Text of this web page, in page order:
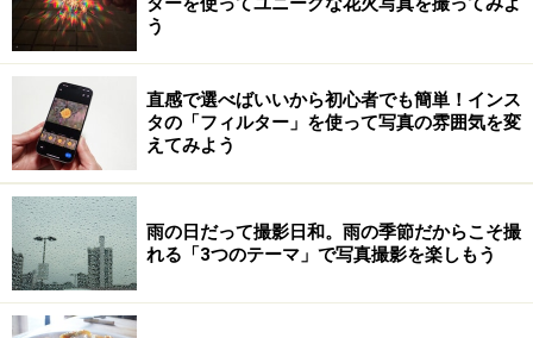
比較してみると、ピント合わせの違いによる出来映えの
差はとても大きいことがわかります
ビギナーの方の多くは、オートフォーカスでピント合わ
せをしていることだと思います。デジイチであれば、マ
ニュアルフォーカスで手動でピント合わせもできます
が、コンデジの場合、ほとんどの機種はオートフォーカ
スにてピント合わせをして撮影します。
オートフォーカスは、自動で被写体にピントを合わせて
う
直感で選べばいいから初心者でも簡単！インス
タの「フィルター」を使って写真の雰囲気を変
えてみよう
雨の日だって撮影日和。雨の季節だからこそ撮
れる「3つのテーマ」で写真撮影を楽しもう